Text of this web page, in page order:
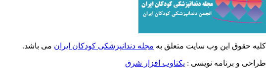
کلیه حقوق این وب سایت متعلق به مجله دندانپزشکی کودکان ایران می باشد.
طراحی و برنامه نویسی : یکتاوب افزار شرق